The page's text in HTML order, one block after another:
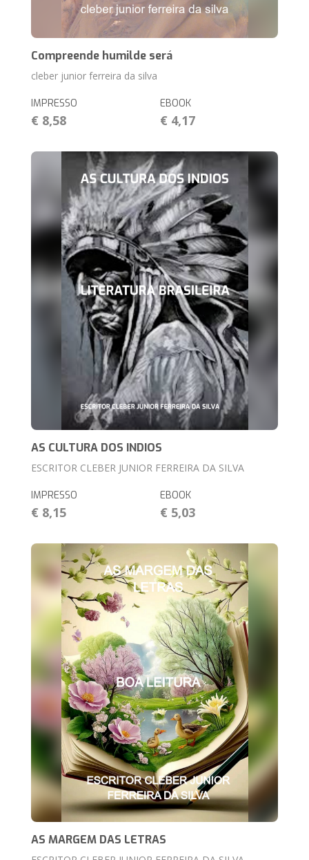
Compreende humilde será
cleber junior ferreira da silva
IMPRESSO
€ 8,58
EBOOK
€ 4,17
AS CULTURA DOS INDIOS
ESCRITOR CLEBER JUNIOR FERREIRA DA SILVA
IMPRESSO
€ 8,15
EBOOK
€ 5,03
AS MARGEM DAS LETRAS